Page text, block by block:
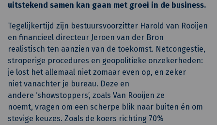
uitstekend samen kan gaan met groei in de business.
Tegelijkertijd zijn bestuursvoorzitter Harold van Rooijen
en financieel directeur Jeroen van der Bron
realistisch ten aanzien van de toekomst. Netcongestie,
stroperige procedures en geopolitieke onzekerheden:
je lost het allemaal niet zomaar even op, en zeker
niet vanachter je bureau. Deze en
andere ‘showstoppers’, zoals Van Rooijen ze
noemt, vragen om een scherpe blik naar buiten én om
stevige keuzes. Zoals de koers richting 70%